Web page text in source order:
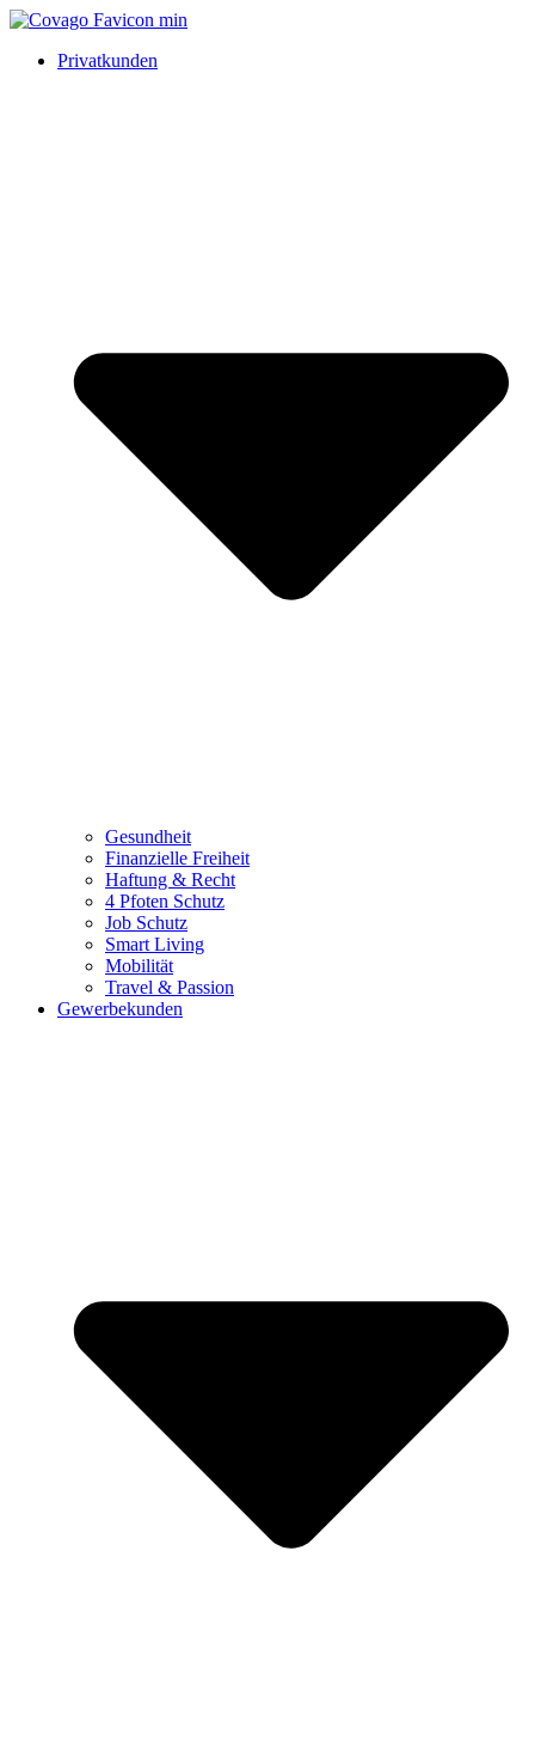
Privatkunden
Gesundheit
Finanzielle Freiheit
Haftung & Recht
4 Pfoten Schutz
Job Schutz
Smart Living
Mobilität
Travel & Passion
Gewerbekunden